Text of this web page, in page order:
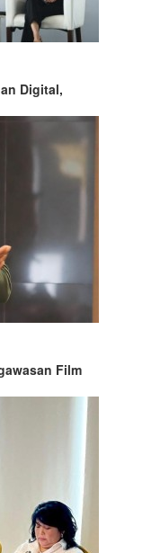
Digital,
Film